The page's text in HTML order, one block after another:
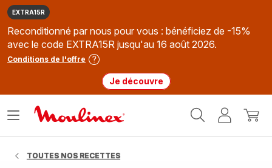
EXTRA15R
Reconditionné par nous pour vous : bénéficiez de -15%
avec le code EXTRA15R jusqu'au 16 août 2026.
Conditions de l'offre
Je découvre
MonMon
Ouvrir
TOUTES NOS RECETTES